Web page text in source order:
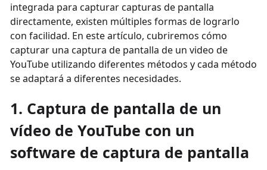
integrada para capturar capturas de pantalla
directamente, existen múltiples formas de lograrlo
con facilidad. En este artículo, cubriremos cómo
capturar una captura de pantalla de un video de
YouTube utilizando diferentes métodos y cada método
se adaptará a diferentes necesidades.
1. Captura de pantalla de un
vídeo de YouTube con un
software de captura de pantalla